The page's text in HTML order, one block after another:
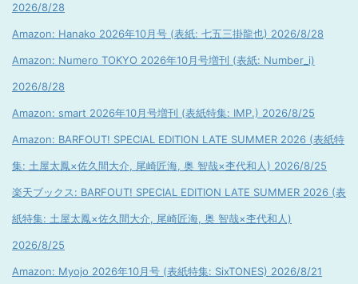
2026/8/28
Amazon: Hanako 2026年10月号 (表紙: 七五三掛龍也) 2026/8/28
Amazon: Numero TOKYO 2026年10月号増刊 (表紙: Number_i)
2026/8/28
Amazon: smart 2026年10月号増刊 (表紙特集: IMP.) 2026/8/25
Amazon: BARFOUT! SPECIAL EDITION LATE SUMMER 2026 (表紙特
集: 土屋太鳳×佐久間大介, 尾崎匠海, 奥 智哉×杢代和人) 2026/8/25
楽天ブックス: BARFOUT! SPECIAL EDITION LATE SUMMER 2026 (表
紙特集: 土屋太鳳×佐久間大介, 尾崎匠海, 奥 智哉×杢代和人)
2026/8/25
Amazon: Myojo 2026年10月号 (表紙特集: SixTONES) 2026/8/21